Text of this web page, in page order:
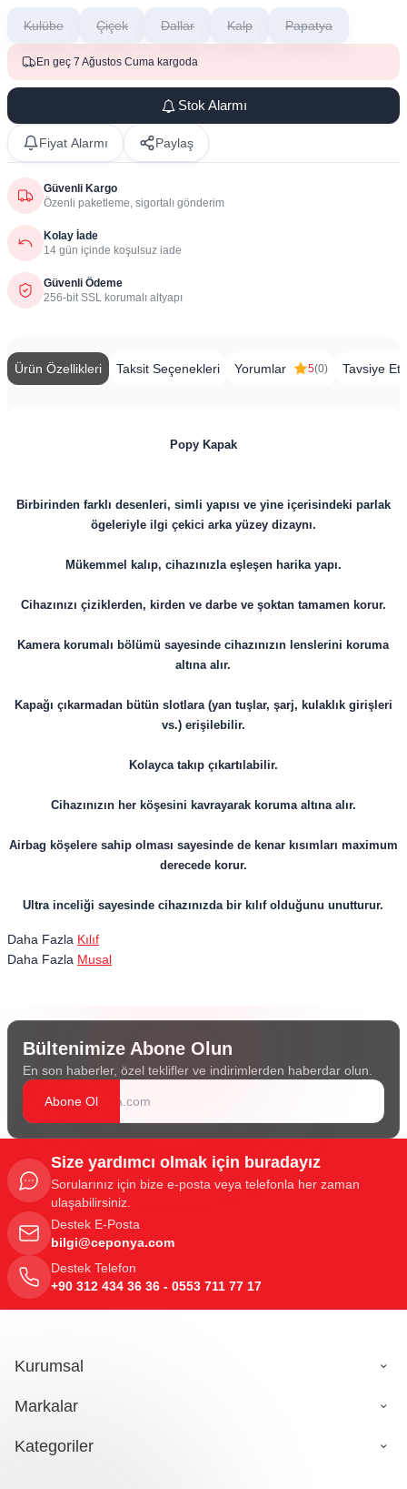
Kulübe Çiçek Dallar Kalp Papatya
En geç 7 Ağustos Cuma kargoda
Stok Alarmı
Fiyat Alarmı Paylaş
Güvenli Kargo
Özenli paketleme, sigortalı gönderim
Kolay İade
14 gün içinde koşulsuz iade
Güvenli Ödeme
256-bit SSL korumalı altyapı
Ürün Özellikleri Taksit Seçenekleri Yorumlar 5(0) Tavsiye Et
Popy Kapak
Birbirinden farklı desenleri, simli yapısı ve yine içerisindeki parlak
ögeleriyle ilgi çekici arka yüzey dizaynı.
Mükemmel kalıp, cihazınızla eşleşen harika yapı.
Cihazınızı çiziklerden, kirden ve darbe ve şoktan tamamen korur.
Kamera korumalı bölümü sayesinde cihazınızın lenslerini koruma
altına alır.
Kapağı çıkarmadan bütün slotlara (yan tuşlar, şarj, kulaklık girişleri
vs.) erişilebilir.
Kolayca takıp çıkartılabilir.
​​​​​​​Cihazınızın her köşesini kavrayarak koruma altına alır.
Airbag köşelere sahip olması sayesinde de kenar kısımları maximum
derecede korur.
Ultra inceliği sayesinde cihazınızda bir kılıf olduğunu unutturur.
Daha Fazla Kılıf
Daha Fazla Musal
Bültenimize Abone Olun
En son haberler, özel teklifler ve indirimlerden haberdar olun.
Abone Ol
Size yardımcı olmak için buradayız
Sorularınız için bize e-posta veya telefonla her zaman
ulaşabilirsiniz.
Destek E-Posta
bilgi@ceponya.com
Destek Telefon
+90 312 434 36 36 - 0553 711 77 17
Kurumsal
Markalar
Kategoriler